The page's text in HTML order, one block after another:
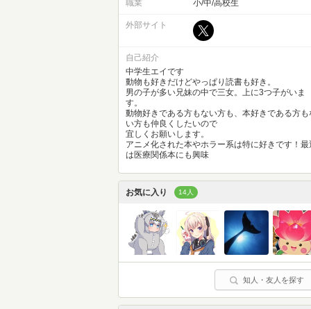
職業 小/中/高校生
外部サイト
自己紹介
中学生エイです
動物も好きだけどやっぱり読書も好き。
男の子が多い兄妹の中で三女。上に3つ子がいま
す。
動物好きである方もない方も、本好きである方も
い方も仲良くしたいので
宜しくお願いします。
アニメ化された本やホラー系は特に好きです！最
は医療関係本にも興味
お気に入り 14人
知人・友人を探す